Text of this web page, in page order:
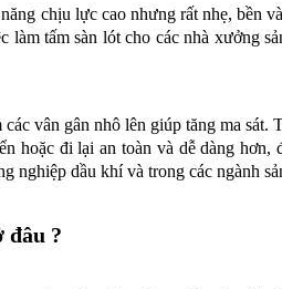
chịu lực cao nhưng rất nhẹ, bền
làm tấm sàn lót cho các nhà xưởng
vân gân nhô lên giúp tăng ma
hoặc đi lại an toàn và dễ dàng
nghiệp dầu khí và trong các ngành
đâu ?